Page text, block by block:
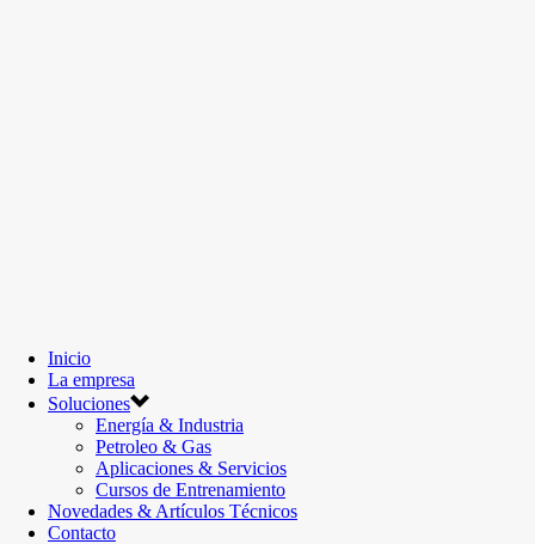
Inicio
La empresa
Soluciones
Energía & Industria
Petroleo & Gas
Aplicaciones & Servicios
Cursos de Entrenamiento
Novedades & Artículos Técnicos
Contacto